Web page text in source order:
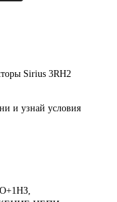
Sirius 3RH2
и узнай условия